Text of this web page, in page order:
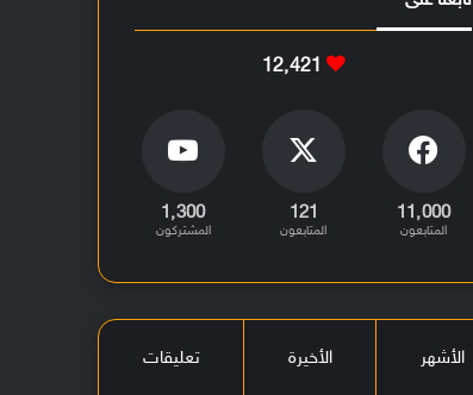
12٬421
11٬000
المتابعون
121
المتابعون
1٬300
المشتركون
الأشهر الأخيرة تعليقات